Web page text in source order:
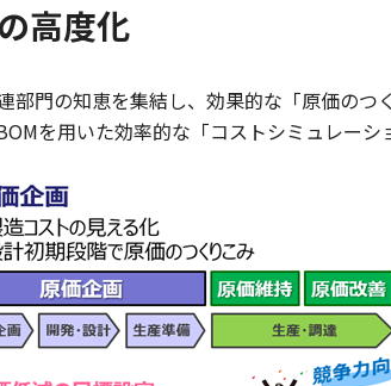
高度化
部門の知恵を集結し、効果的な「原価の
を用いた効率的な「コストシミュレーシ